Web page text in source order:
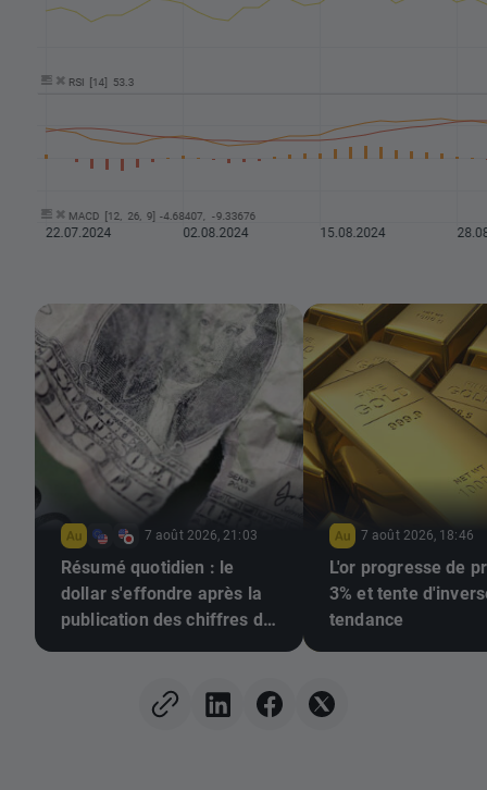
7 août 2026, 21:03
Résumé quotidien : le
dollar s'effondre après la
publication des chiffres de
7 août 2026, 18:46
L'or progresse de
3% et tente
tendance